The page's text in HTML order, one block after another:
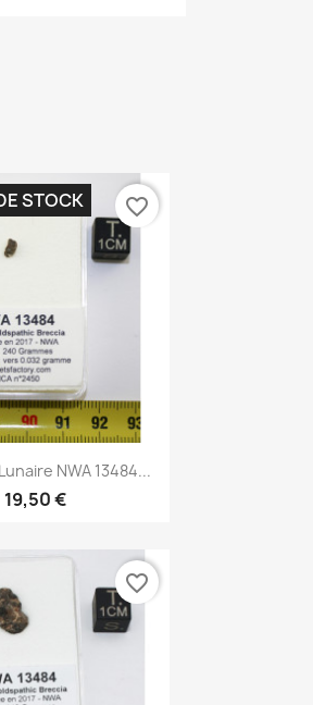
rapide
NWA 13484...
19,50 €
STOCK favorite_border
favorite_border